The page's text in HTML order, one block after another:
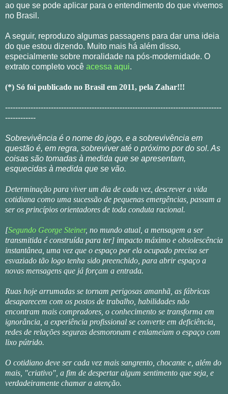
ao que se pode aplicar para o entendimento do que vivemos
no Brasil.
A seguir, reproduzo algumas passagens para dar uma ideia
do que estou dizendo. Muito mais há além disso,
especialmente sobre moralidade na pós-modernidade. O
extrato completo você acessa aqui.
(*) Só foi publicado no Brasil em 2011, pela Zahar!!!
-------------------------------------------------------------------------------------
------------
Sobrevivência é o nome do jogo, e a sobrevivência em
questão é, em regra, sobreviver até o próximo por do sol. As
coisas são tomadas à medida que se apresentam,
esquecidas à medida que se vão.
Determinação para viver um dia de cada vez, descrever a vida
cotidiana como uma sucessão de pequenas emergências, passam a
ser os princípios orientadores de toda conduta racional.
[Segundo George Steiner, no mundo atual, a mensagem a ser
transmitida é construída para ter] impacto máximo e obsolescência
instantânea, uma vez que o espaço por ela ocupado precisa ser
esvaziado tão logo tenha sido preenchido, para abrir espaço a
novas mensagens que já forçam a entrada.
Ruas hoje arrumadas se tornam perigosas amanhã, as fábricas
desaparecem com os postos de trabalho, habilidades não
encontram mais compradores, o conhecimento se transforma em
ignorância, a experiência profissional se converte em deficiência,
redes de relações seguras desmoronam e enlameiam o espaço com
lixo pútrido.
O cotidiano deve ser cada vez mais sangrento, chocante e, além do
mais, "criativo", a fim de despertar algum sentimento que seja, e
verdadeiramente chamar a atenção.